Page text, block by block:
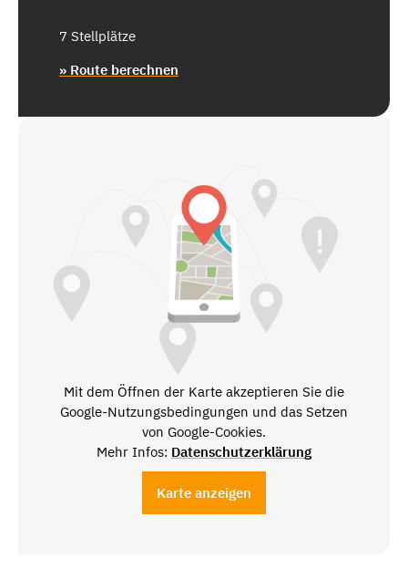
7 Stellplätze
» Route berechnen
Mit dem Öffnen der Karte akzeptieren Sie die
Google-Nutzungsbedingungen und das Setzen
von Google-Cookies.
Mehr Infos: Datenschutzerklärung
Karte anzeigen